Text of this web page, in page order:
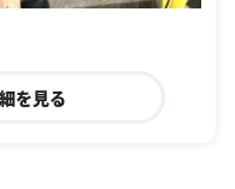
を見る